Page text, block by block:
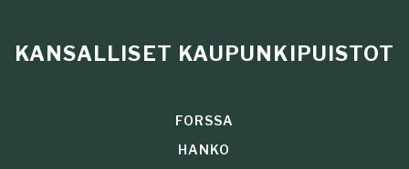
KANSALLISET KAUPUNKIPUISTOT
FORSSA
HANKO